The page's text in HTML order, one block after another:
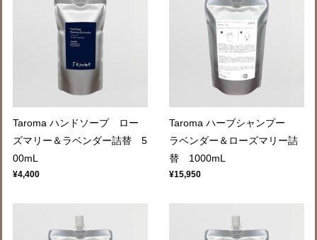
Taroma ハンドソープ ロー
ズマリー＆ラベンダー詰替 5
00mL
¥4,400
Taroma ハーブシャンプー
ラベンダー＆ローズマリー詰
替 1000mL
¥15,950